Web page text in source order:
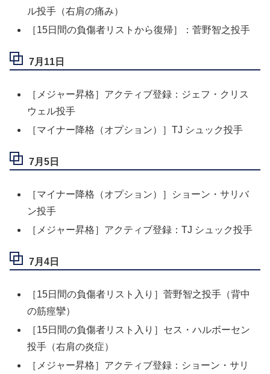
ル投手（右肩の痛み）
［15日間の負傷者リストから復帰］：菅野智之投手
7月11日
［メジャー昇格］アクティブ登録：ジェフ・クリス
ウェル投手
［マイナー降格（オプション）］TJ シュック投手
7月5日
［マイナー降格（オプション）］ショーン・サリバ
ン投手
［メジャー昇格］アクティブ登録：TJ シュック投手
7月4日
［15日間の負傷者リスト入り］菅野智之投手（背中
の筋痙攣）
［15日間の負傷者リスト入り］セス・ハルボーセン
投手（右肩の炎症）
［メジャー昇格］アクティブ登録：ショーン・サリ